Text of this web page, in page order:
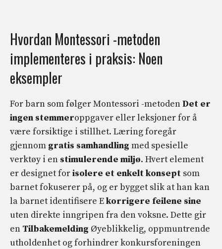
Hvordan Montessori -metoden
implementeres i praksis: Noen
eksempler
For barn som følger Montessori -metodenDet er
ingen stemmeroppgaver eller leksjoner for å
være forsiktige i stillhet. Læring foregår
gjennom gratis samhandling med spesielle
verktøy i en stimulerende miljø. Hvert element
er designet forisolere et enkelt konsept som
barnet fokuserer på, og er bygget slik at han kan
la barnet identifisere Ekorrigere feilene sine
uten direkte inngripen fra den voksne. Dette gir
en Tilbakemelding Øyeblikkelig, oppmuntrende
utholdenhet og forhindrer konkursforeningen